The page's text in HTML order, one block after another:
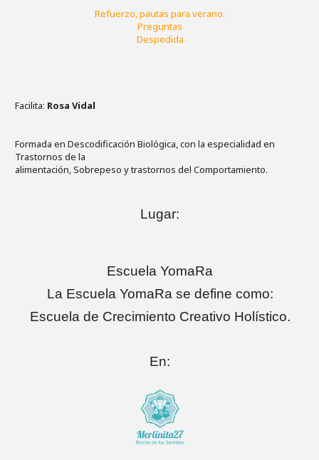
Refuerzo, pautas para verano.
Preguntas
Despedida
Facilita: Rosa Vidal
Formada en Descodificación Biológica, con la especialidad en
Trastornos de la
alimentación, Sobrepeso y trastornos del Comportamiento.
Lugar:
Escuela YomaRa
La Escuela YomaRa se define como:
Escuela de Crecimiento Creativo Holístico.
En: